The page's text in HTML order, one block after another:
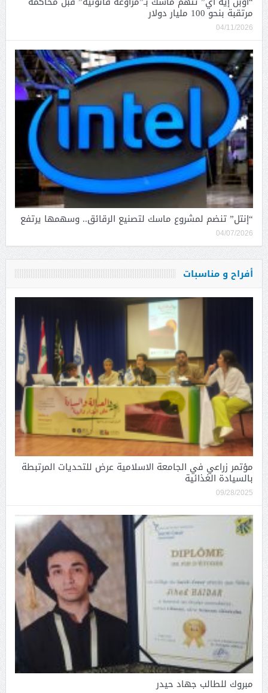
مرتقبة بنحو 100 مليار دولار
04/11/2026
“إنتل” تنضم لمشروع ماسك لتصنيع الرقائق.. وسهمها يرتفع
04/07/2026
أفراح و مناسبات
مؤتمر زراعي في الجامعة الاسلامية عرض للتحديات المرتبطة
بالسيادة الغذائية
09/28/2025
مبروك للطالب جهاد حيدر